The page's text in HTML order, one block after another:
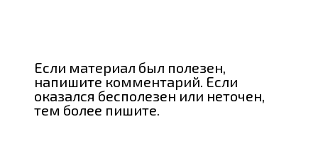
Если материал был полезен,
напишите комментарий. Если
оказался бесполезен или неточен,
тем более пишите.